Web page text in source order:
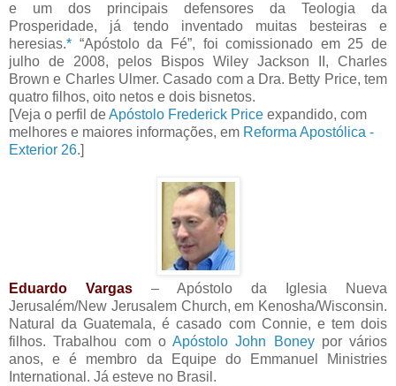
e um dos principais defensores da Teologia da
Prosperidade, já tendo inventado muitas besteiras e
heresias.* “Apóstolo da Fé”, foi comissionado em 25 de
julho de 2008, pelos Bispos Wiley Jackson II, Charles
Brown e Charles Ulmer. Casado com a Dra. Betty Price, tem
quatro filhos, oito netos e dois bisnetos.
[Veja o perfil deApóstolo Frederick Price expandido, com
melhores e maiores informações, em Reforma Apostólica -
Exterior 26.]
Eduardo Vargas – Apóstolo da Iglesia Nueva
Jerusalém/New Jerusalem Church, em Kenosha/Wisconsin.
Natural da Guatemala, é casado com Connie, e tem dois
filhos. Trabalhou com o Apóstolo John Boneypor vários
anos, e é membro da Equipe do Emmanuel Ministries
International. Já esteve no Brasil.